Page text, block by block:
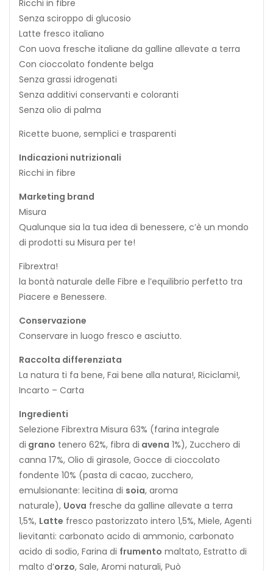
Ricchi in fibre
Senza sciroppo di glucosio
Latte fresco italiano
Con uova fresche italiane da galline allevate a terra
Con cioccolato fondente belga
Senza grassi idrogenati
Senza additivi conservanti e coloranti
Senza olio di palma
Ricette buone, semplici e trasparenti
Indicazioni nutrizionali
Ricchi in fibre
Marketing brand
Misura
Qualunque sia la tua idea di benessere, c’è un mondo
di prodotti su Misura per te!
Fibrextra!
la bontà naturale delle Fibre e l’equilibrio perfetto tra
Piacere e Benessere.
Conservazione
Conservare in luogo fresco e asciutto.
Raccolta differenziata
La natura ti fa bene, Fai bene alla natura!, Riciclami!,
Incarto – Carta
Ingredienti
Selezione Fibrextra Misura 63% (farina integrale
di grano tenero 62%, fibra di avena 1%), Zucchero di
canna 17%, Olio di girasole, Gocce di cioccolato
fondente 10% (pasta di cacao, zucchero,
emulsionante: lecitina di soia, aroma
naturale), Uova fresche da galline allevate a terra
1,5%, Latte fresco pastorizzato intero 1,5%, Miele, Agenti
lievitanti: carbonato acido di ammonio, carbonato
acido di sodio, Farina di frumento maltato, Estratto di
malto d’orzo, Sale, Aromi naturali, Può